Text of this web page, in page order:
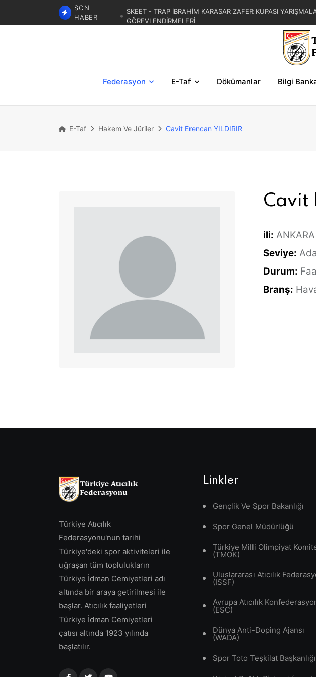
SON
HABER
SKEET - TRAP İBRAHİM KARASAR ZAFER KUPASI
GÖREVLENDİRMELERİ
TRAP 2.BÖLGESEL MİLLİ DEMOKRASİ KUPASI 2. BÖLGE
TRAP 3. BÖLGESEL YAZ KUPASI YARIŞMALARI HAKEM
Federasyon E-Taf Dökümanlar Bilgi
E-Taf Hakem Ve Jüriler Cavit Erencan YILDIRIR
Cavit
ili: ANKARA
Seviye:
Durum:
Branş:
Türkiye Atıcılık
Federasyonu'nun tarihi
Türkiye'deki spor aktiviteleri ile
uğraşan tüm toplulukların
Türkiye İdman Cemiyetleri adı
altında bir araya getirilmesi ile
başlar. Atıcılık faaliyetleri
Türkiye İdman Cemiyetleri
çatısı altında 1923 yılında
başlatılır.
Linkler
Gençlik Ve Spor Bakanlığı
Spor Genel Müdürlüğü
Türkiye Milli Olimpiyat
(TMOK)
Uluslararası Atıcılık
(ISSF)
Avrupa Atıcılık
(ESC)
Dünya Anti-Doping Ajansı
(WADA)
Spor Toto Teşkilat Başkanlığı